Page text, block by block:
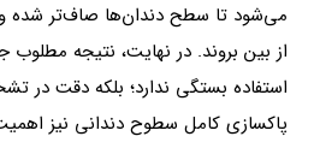
می‌شود تا سطح دندان‌ها صاف‌تر شده
از بین بروند. در نهایت، نتیجه مطلوب
استفاده بستگی ندارد؛ بلکه دقت
پاکسازی کامل سطوح دندانی نیز